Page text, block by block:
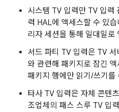
시스템 TV 입력만 TV 입력
력 HAL에 액세스할 수 있
리자 세션을 통해 일대일로
서드 파티 TV 입력은 TV
와 관련해 패키지로 잠긴
패키지 행에만 읽기/쓰기를
타사 TV 입력은 자체 콘텐
조업체의 패스 스루 TV 입